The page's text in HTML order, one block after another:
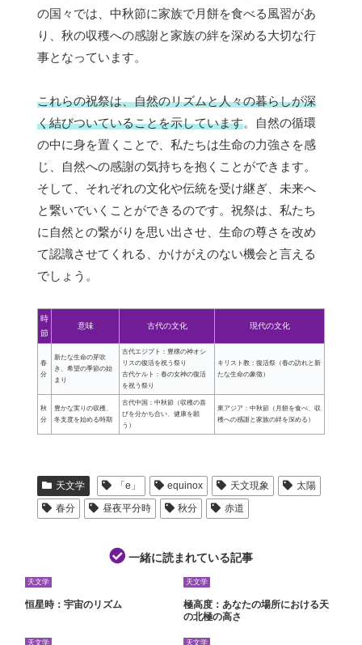
の国々では、中秋節に家族で月餅を食べる風習があ
り、秋の収穫への感謝と家族の絆を深める大切な行
事となっています。
これらの祝祭は、自然のリズムと人々の暮らしが深
く結びついていることを示しています。自然の循環
の中に身を置くことで、私たちは生命の力強さを感
じ、自然への感謝の気持ちを抱くことができます。
そして、それぞれの文化や伝統を受け継ぎ、未来へ
と繋いでいくことができるのです。祝祭は、私たち
に自然との繋がりを思い出させ、生命の尊さを改め
て認識させてくれる、かけがえのない機会と言える
でしょう。
時
節
意味 古代の文化 現代の文化
春
分
新たな生命の芽吹
き、希望の季節の始
まり
古代エジプト：豊穣の神オシ
リスの復活を祝う祭り
古代ケルト：春の女神の復活
を祝う祭り
キリスト教：復活祭（春の訪れと新
たな生命の象徴）
秋
分
豊かな実りの収穫、
冬支度を始める時期
古代中国：中秋節（収穫の喜
びを分かち合い、健康を願
う）
東アジア：中秋節（月餅を食べ、収
穫への感謝と家族の絆を深める）
天文学 「e」 equinox 天文現象
太陽
春分
昼夜平分時 秋分 赤道
一緒に読まれている記事
天文学
恒星時：宇宙のリズム
天文学
極高度：あなたの場所における天
の北極の高さ
天文学 天文学